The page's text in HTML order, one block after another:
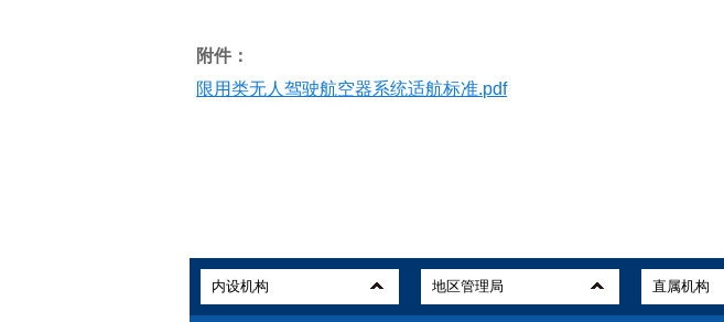
附件：
限用类无人驾驶航空器系统适航标准.pdf